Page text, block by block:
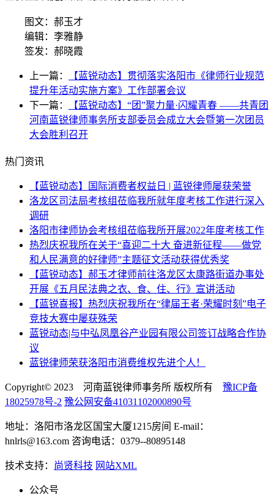
图文：郝玉才
编辑：李雅静
签发：郝晓霞
上一篇：
【蓝锐动态】贯彻落实洛阳市《律师行业规范
提升年活动实施方案》工作部署会议
下一篇：
【蓝锐动态】“团”聚力量·闪耀青春 ——共青团
河南蓝锐律师事务所支部委员会成立大会暨第一次团员
大会胜利召开
热门资讯
【蓝锐动态】国际消费者权益日 | 蓝锐律师屡获荣誉
洛龙区司法局考核组莅临我所就年度考核工作进行深入
调研
洛阳市律师协会考核组莅临我所开展2022年度考核工作
热烈庆祝我所在关于“喜迎二十大 奋进新征程——做党
和人民满意的好律师”主题征文活动获得优秀奖
【蓝锐动态】郝玉才律师前往洛龙区太康路街道办事处
开展《五月民法典之衣、食、住、行》宣讲活动
【蓝锐喜报】热烈庆祝我所在“律届王者·荣耀时刻”电子
竞技大赛中屡获殊荣
蓝锐动态|与中弘凤凰谷产业园有限公司签订战略合作协
议
蓝锐律师荣获洛阳市消费维权先进个人！
Copyright© 2023 河南蓝锐律师事务所 版权所有 豫ICP备
18025978号-2 豫公网安备41031102000890号
地址：洛阳市洛龙区国宝大厦1215房间 E-mail：
hnlrls@163.com 咨询电话：0379--80895148
技术支持： 尚贤科技 网站XML
公众号